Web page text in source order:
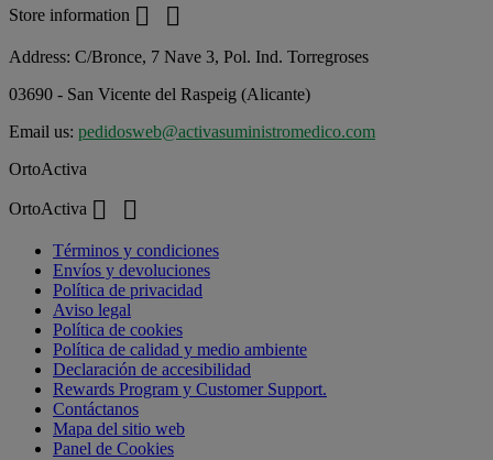
Store information  
Address: C/Bronce, 7 Nave 3, Pol. Ind. Torregroses
03690 - San Vicente del Raspeig (Alicante)
Email us: pedidosweb@activasuministromedico.com
OrtoActiva
OrtoActiva  
Términos y condiciones
Envíos y devoluciones
Política de privacidad
Aviso legal
Política de cookies
Política de calidad y medio ambiente
Declaración de accesibilidad
Rewards Program y Customer Support.
Contáctanos
Mapa del sitio web
Panel de Cookies